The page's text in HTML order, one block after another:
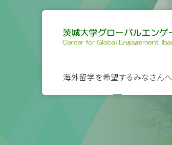
海外留学を希望するみなさんへ